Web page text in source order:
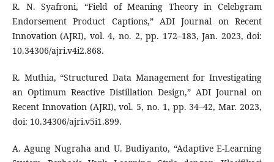
R. N. Syafroni, “Field of Meaning Theory in Celebgram
Endorsement Product Captions,” ADI Journal on Recent
Innovation (AJRI), vol. 4, no. 2, pp. 172–183, Jan. 2023, doi:
10.34306/ajri.v4i2.868.
R. Muthia, “Structured Data Management for Investigating
an Optimum Reactive Distillation Design,” ADI Journal on
Recent Innovation (AJRI), vol. 5, no. 1, pp. 34–42, Mar. 2023,
doi: 10.34306/ajri.v5i1.899.
A. Agung Nugraha and U. Budiyanto, “Adaptive E-Learning